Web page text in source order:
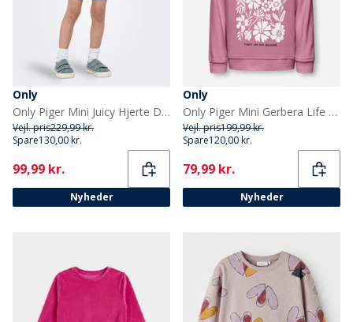
Only
Only Piger Mini Juicy Hjerte Denim Shorts Light Medium Blue Denim
Vejl. pris229,99 kr.
Spare130,00 kr.
Current
99,99 kr.
Nyheder
Only
Only Piger Mini Gerbera Life Sweatshirt Mauve Orchid
Vejl. pris199,99 kr.
Spare120,00 kr.
Current
79,99 kr.
Nyheder